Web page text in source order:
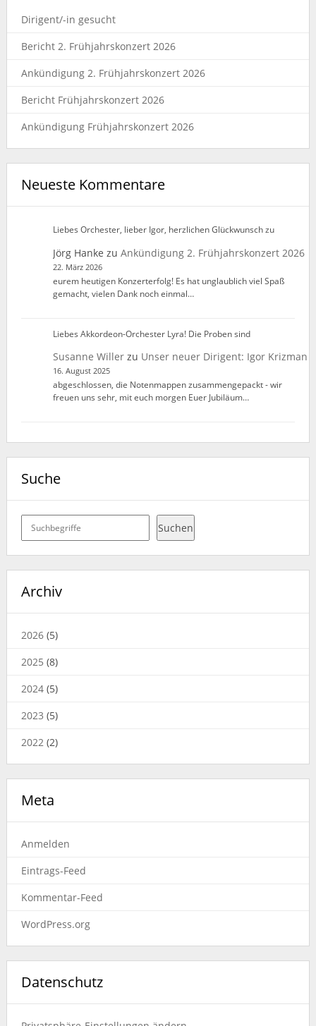
Dirigent/-in gesucht
Bericht 2. Frühjahrskonzert 2026
Ankündigung 2. Frühjahrskonzert 2026
Bericht Frühjahrskonzert 2026
Ankündigung Frühjahrskonzert 2026
Neueste Kommentare
Jörg Hanke zuAnkündigung 2. Frühjahrskonzert 2026
22. März 2026
Liebes Orchester, lieber Igor, herzlichen Glückwunsch zu
eurem heutigen Konzerterfolg! Es hat unglaublich viel Spaß
gemacht, vielen Dank noch einmal…
Susanne Willer zu Unser neuer Dirigent: Igor Krizman
16. August 2025
Liebes Akkordeon-Orchester Lyra! Die Proben sind
abgeschlossen, die Notenmappen zusammengepackt - wir
freuen uns sehr, mit euch morgen Euer Jubiläum…
Suche
Suchen Suchen
Archiv
2026(5)
2025 (8)
2024(5)
2023 (5)
2022(2)
Meta
Anmelden
Eintrags-Feed
Kommentar-Feed
WordPress.org
Datenschutz